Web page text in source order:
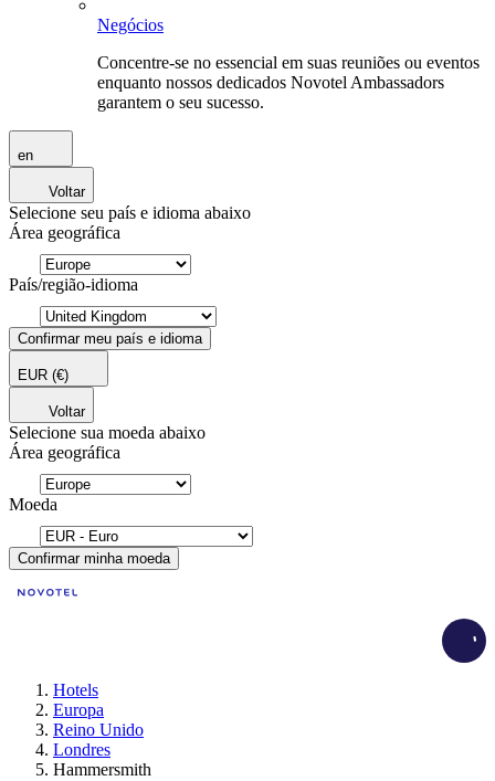
Negócios
Concentre-se no essencial em suas reuniões ou eventos
enquanto nossos dedicados Novotel Ambassadors
garantem o seu sucesso.
en
Voltar
Selecione seu país e idioma abaixo
Área geográfica
País/região-idioma
Confirmar meu país e idioma
EUR (€)
Voltar
Selecione sua moeda abaixo
Área geográfica
Moeda
Confirmar minha moeda
Hotels
Europa
Reino Unido
Londres
Hammersmith